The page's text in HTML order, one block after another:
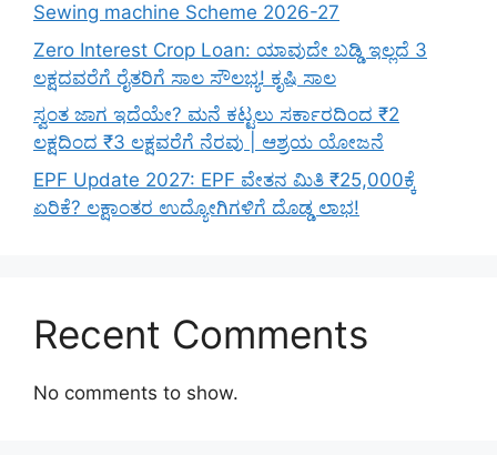
Sewing machine Scheme 2026-27
Zero Interest Crop Loan: ಯಾವುದೇ ಬಡ್ಡಿ ಇಲ್ಲದೆ 3
ಲಕ್ಷದವರೆಗೆ ರೈತರಿಗೆ ಸಾಲ ಸೌಲಭ್ಯ! ಕೃಷಿ ಸಾಲ
ಸ್ವಂತ ಜಾಗ ಇದೆಯೇ? ಮನೆ ಕಟ್ಟಲು ಸರ್ಕಾರದಿಂದ ₹2
ಲಕ್ಷದಿಂದ ₹3 ಲಕ್ಷವರೆಗೆ ನೆರವು | ಆಶ್ರಯ ಯೋಜನೆ
EPF Update 2027: EPF ವೇತನ ಮಿತಿ ₹25,000ಕ್ಕೆ
ಏರಿಕೆ? ಲಕ್ಷಾಂತರ ಉದ್ಯೋಗಿಗಳಿಗೆ ದೊಡ್ಡ ಲಾಭ!
Recent Comments
No comments to show.